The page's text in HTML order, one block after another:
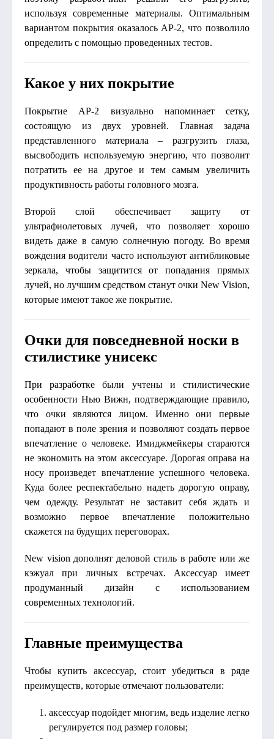
используя современные материалы. Оптимальным
вариантом покрытия оказалось АР-2, что позволило
определить с помощью проведенных тестов.
Какое у них покрытие
Покрытие АР-2 визуально напоминает сетку,
состоящую из двух уровней. Главная задача
представленного материала – разгрузить глаза,
высвободить используемую энергию, что позволит
потратить ее на другое и тем самым увеличить
продуктивность работы головного мозга.
Второй слой обеспечивает защиту от
ультрафиолетовых лучей, что позволяет хорошо
видеть даже в самую солнечную погоду. Во время
вождения водители часто используют антибликовые
зеркала, чтобы защитится от попадания прямых
лучей, но лучшим средством станут очки New Vision,
которые имеют такое же покрытие.
Очки для повседневной носки в
стилистике унисекс
При разработке были учтены и стилистические
особенности Нью Вижн, подтверждающие правило,
что очки являются лицом. Именно они первые
попадают в поле зрения и позволяют создать первое
впечатление о человеке. Имиджмейкеры стараются
не экономить на этом аксессуаре. Дорогая оправа на
носу произведет впечатление успешного человека.
Куда более респектабельно надеть дорогую оправу,
чем одежду. Результат не заставит себя ждать и
возможно первое впечатление положительно
скажется на будущих переговорах.
New vision дополнят деловой стиль в работе или же
кэжуал при личных встречах. Аксессуар имеет
продуманный дизайн с использованием
современных технологий.
Главные преимущества
Чтобы купить аксессуар, стоит убедиться в ряде
преимуществ, которые отмечают пользователи:
аксессуар подойдет многим, ведь изделие легко
регулируется под размер головы;